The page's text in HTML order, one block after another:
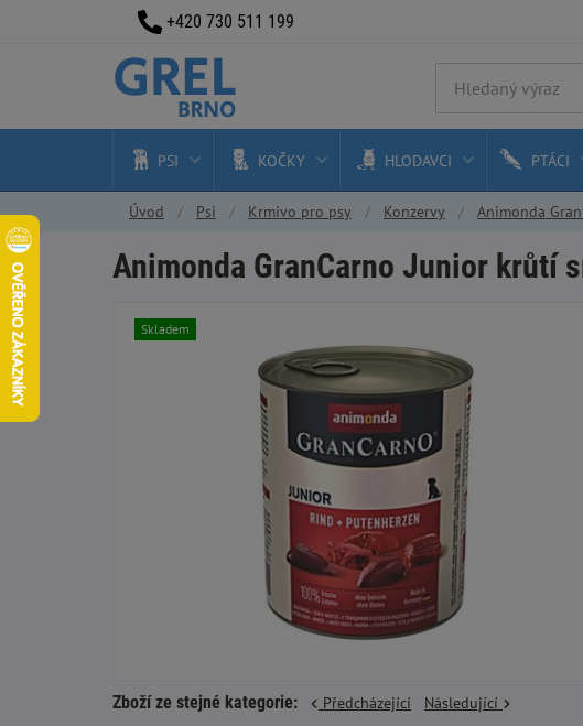
PSI KOČKY HLODAVCI PTÁCI
Úvod Psi Krmivo pro psy Konzervy Animonda
Animonda GranCarno Junior krůtí
Skladem
Zboží ze stejné kategorie: Předcházející Následující
+420 730 511 199